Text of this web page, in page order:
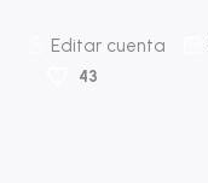
Editar cuenta
43